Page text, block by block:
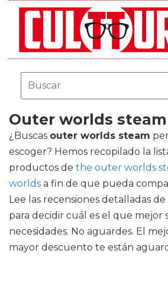
Outer worlds steam
¿Buscas outer worlds steam
escoger? Hemos recopilado la
productos de the outer worlds
worlds a fin de que pueda
Lee las recensiones detalladas
para decidir cuál es el que mejor
necesidades. No aguardes. El
mayor descuento te están